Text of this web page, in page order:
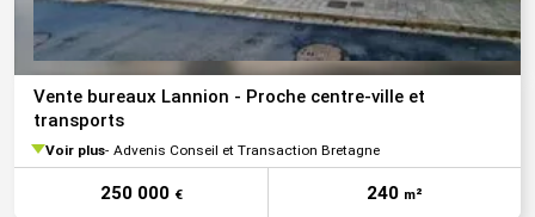
Vente bureaux Lannion - Proche centre-ville et
transports
Voir plus Advenis Conseil et Transaction Bretagne
250 000 € 240 m²